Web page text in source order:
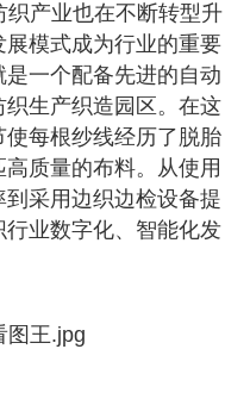
织产业也在不断转型升
模式成为行业的重要
一个配备先进的自动
生产织造园区。在这
每根纱线经历了脱胎
质量的布料。从使用
采用边织边检设备提
业数字化、智能化发